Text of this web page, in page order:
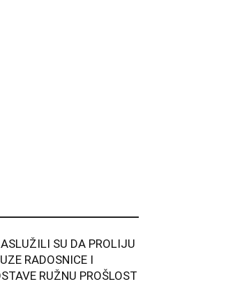
SU DA PROLIJU
RADOSNICE I
RUŽNU PROŠLOST